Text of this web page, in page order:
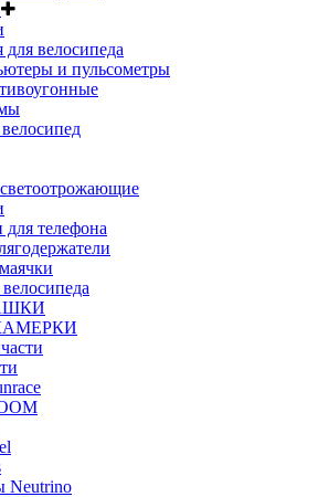
велосипеда
и пульсометры
для телефона
Neutrino